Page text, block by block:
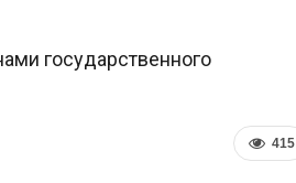
государственного
415